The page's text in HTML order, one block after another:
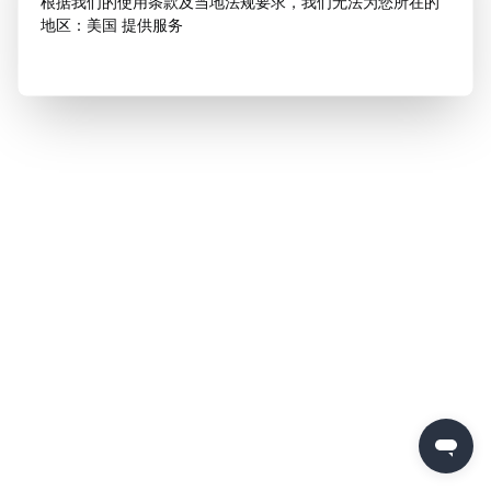
地区：美国 提供服务